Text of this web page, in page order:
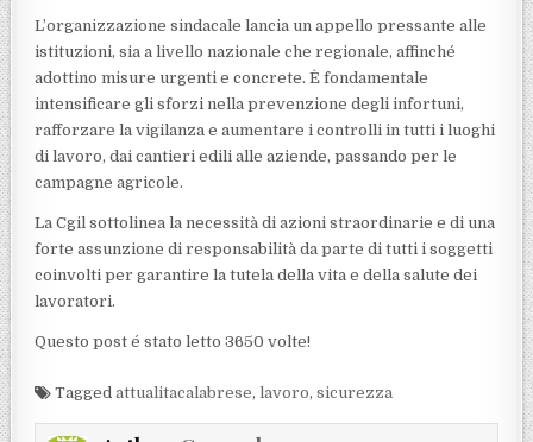
L’organizzazione sindacale lancia un appello pressante alle
istituzioni, sia a livello nazionale che regionale, affinché
adottino misure urgenti e concrete. È fondamentale
intensificare gli sforzi nella prevenzione degli infortuni,
rafforzare la vigilanza e aumentare i controlli in tutti i luoghi
di lavoro, dai cantieri edili alle aziende, passando per le
campagne agricole.
La Cgil sottolinea la necessità di azioni straordinarie e di una
forte assunzione di responsabilità da parte di tutti i soggetti
coinvolti per garantire la tutela della vita e della salute dei
lavoratori.
Questo post é stato letto 3650 volte!
Taggedattualitacalabrese,lavoro,sicurezza